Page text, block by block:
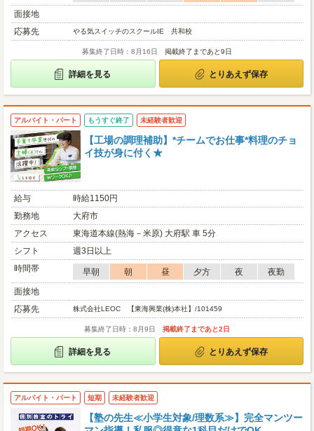
面接地
応募先
やる気スイッチのスクールIE 共和校
募集終了日時：8月16日 掲載終了まであと9日
詳細を見る とりあえず保存
アルバイト・パート もうすぐ終了 未経験者歓迎
【工場の調理補助】*チームでお仕事*料理のチョ
イ技が身に付く★
給与
時給1150円
勤務地
大府市
アクセス
東海道本線(熱海－米原) 大府駅 車 5分
シフト
週3日以上
時間帯
早朝 朝 昼 夕方 夜
夜勤
面接地
応募先
株式会社LEOC 【東海興業(株)本社】/101459
募集終了日時：8月9日 掲載終了まであと2日
詳細を見る とりあえず保存
アルバイト・パート 短期 未経験者歓迎
【塾の先生≪小学生対象/理数系≫】完全マンツー